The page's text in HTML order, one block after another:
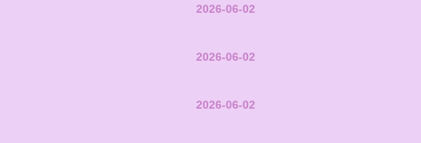
2026-06-02
2026-06-02
2026-06-02